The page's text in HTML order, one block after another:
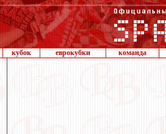
кубок еврокубки команда